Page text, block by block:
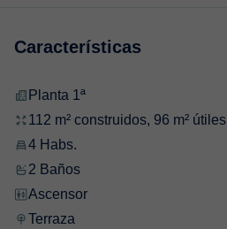
Características
Planta 1ª
112 m² construidos, 96 m² útiles
4 Habs.
2 Baños
Ascensor
Terraza